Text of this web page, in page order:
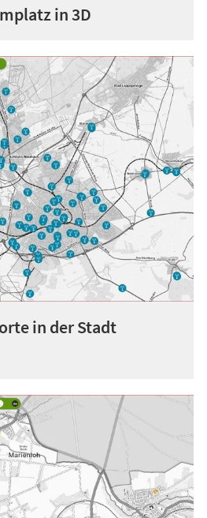
in 3D
in der Stadt